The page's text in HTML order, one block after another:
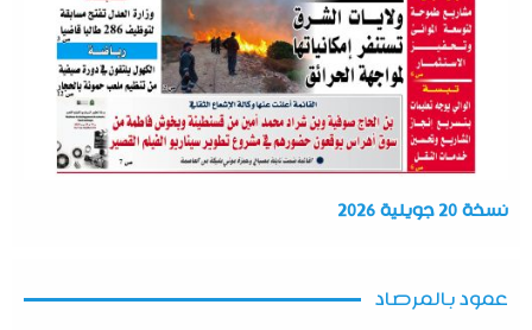
نسخة 20 جويلية 2026
عمود بالمرصاد